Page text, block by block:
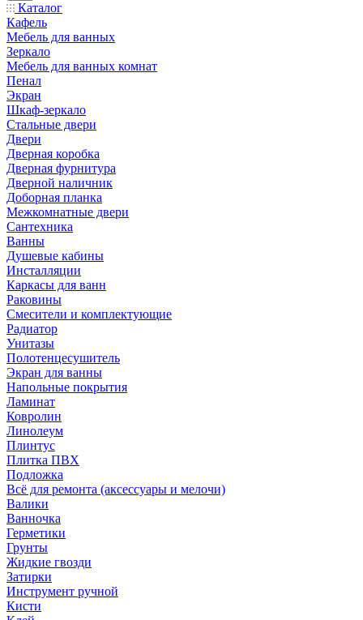
Каталог
Кафель
Мебель для ванных
Зеркало
Мебель для ванных комнат
Пенал
Экран
Шкаф-зеркало
Стальные двери
Двери
Дверная коробка
Дверная фурнитура
Дверной наличник
Доборная планка
Межкомнатные двери
Сантехника
Ванны
Душевые кабины
Инсталляции
Каркасы для ванн
Раковины
Смесители и комплектующие
Радиатор
Унитазы
Полотенцесушитель
Экран для ванны
Напольные покрытия
Ламинат
Ковролин
Линолеум
Плинтус
Плитка ПВХ
Подложка
Всё для ремонта (аксессуары и мелочи)
Валики
Ванночка
Герметики
Грунты
Жидкие гвозди
Затирки
Инструмент ручной
Кисти